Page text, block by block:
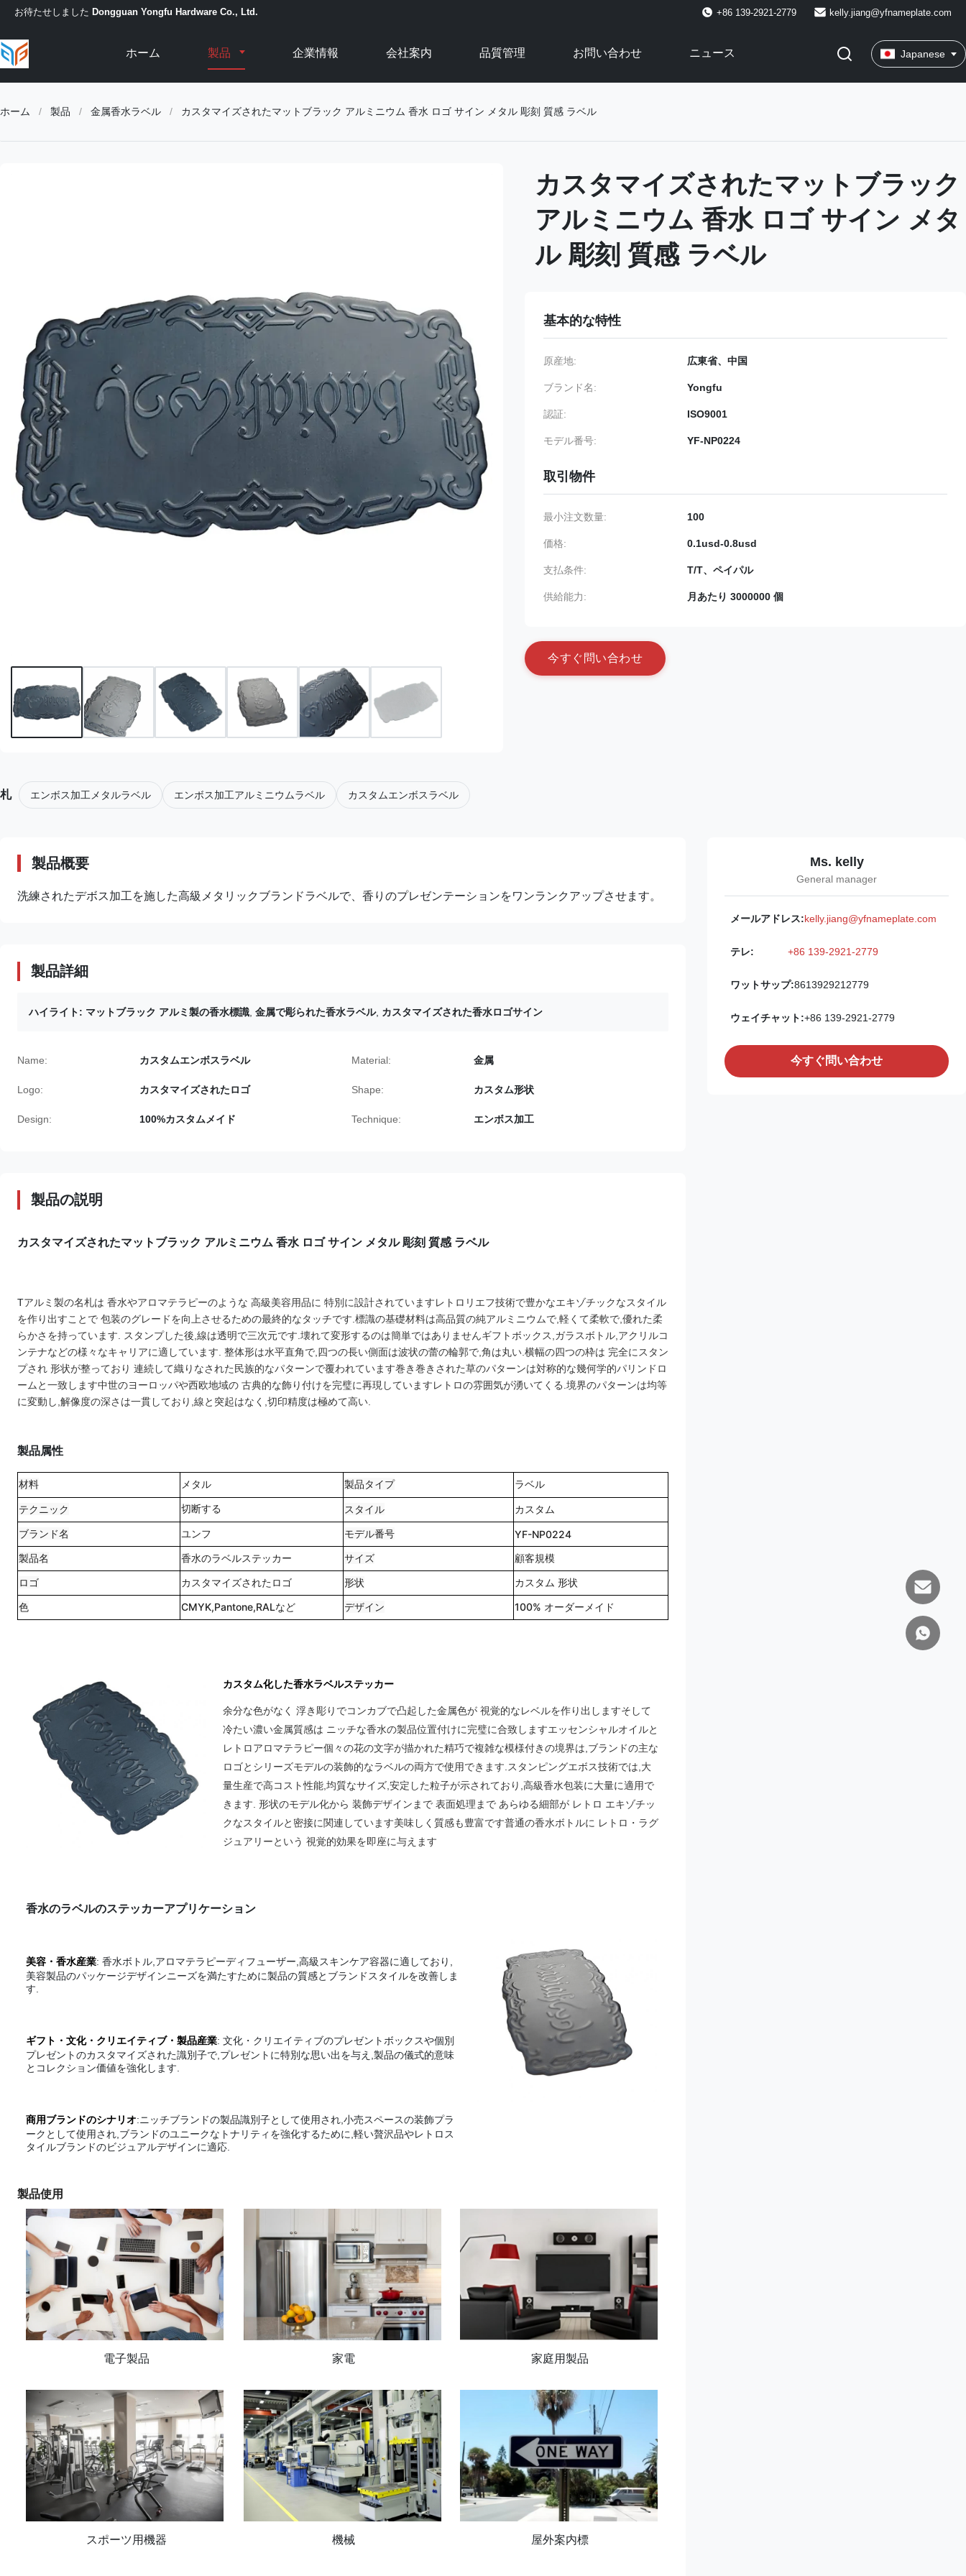
お待たせしました Dongguan Yongfu Hardware Co., Ltd. +86 139-2921-2779 kelly.jiang@yfnameplate.com
ホーム 製品 企業情報 会社案内 品質管理 お問い合わせ ニュース Japanese
ホーム / 製品 / 金属香水ラベル / カスタマイズされたマットブラック アルミニウム 香水 ロゴ サイン メタル 彫刻 質感 ラベル
カスタマイズされたマットブラック
アルミニウム 香水 ロゴ サイン メタ
ル 彫刻 質感 ラベル
基本的な特性
原産地: 広東省、中国
ブランド名: Yongfu
認証: ISO9001
モデル番号: YF-NP0224
取引物件
最小注文数量: 100
価格: 0.1usd-0.8usd
支払条件: T/T、ペイパル
供給能力: 月あたり 3000000 個
今す ぐ 問い合わせ
札 エンボス加工メタルラベル エンボス加工アルミニウムラベル カスタムエンボスラベル
製品概要
洗練されたデボス加工を施した高級メタリックブランドラベルで、香りのプレゼンテーションをワンランクアップさせます。
製品詳細
ハイライト: マットブラック アルミ製の香水標識 金属で彫られた香水ラベル, カスタマイズされた香水ロゴサイン
Name: カスタムエンボスラベル Material: 金属
Logo: カスタマイズされたロゴ Shape: カスタム形状
Design: 100%カスタムメイド Technique: エンボス加工
製品の説明
カスタマイズされたマットブラック アルミニウム 香水 ロゴ サイン メタル 彫刻 質感 ラベル
Tアルミ製の名札は 香水やアロマテラピーのような 高級美容用品に 特別に設計されていますレトロリエフ技術で豊かなエキゾチックなスタイル
を作り出すことで 包装のグレードを向上させるための最終的なタッチです. 標識の基礎材料は高品質の純アルミニウムで,軽くて柔軟で,優れた柔
らかさを持っています. スタンプした後,線は透明で三次元です.壊れて変形するのは簡単ではありませんギフトボックス,ガラスボトル,アクリルコ
ンテナなどの様々なキャリアに適しています. 整体形は水平直角で,四つの長い側面は波状の蕾の輪郭で,角は丸い. 横幅の四つの枠は 完全にスタン
プされ 形状が整っており 連続して織りなされた民族的なパターンで覆われています巻き巻きされた草のパターンは対称的な幾何学的パリンドロ
ームと一致します中世のヨーロッパや西欧地域の 古典的な飾り付けを完璧に再現していますレトロの雰囲気が湧いてくる. 境界のパターンは均等
に変動し,解像度の深さは一貫しており,線と突起はなく,切印精度は極めて高い.
製品属性
材料 メタル 製品タイプ ラベル
テクニック 切断する スタイル
カスタム
ブランド名
ユンフ モデル番号
YF-NP0224
製品名
香水のラベルステッカー サイズ
顧客規模
ロゴ
カスタマイズされたロゴ 形状
カスタム 形状
色
CMYK,Pantone,RALなど デザイン 100% オーダーメイド
カスタム化した香水ラベルステッカー
余分な色がなく 浮き彫りでコンカブで凸起した金属色が 視覚的なレベルを作り出しますそして
冷たい濃い金属質感は ニッチな香水の製品位置付けに完璧に合致しますエッセンシャルオイルと
レトロアロマテラピー個々の花の文字が描かれた精巧で複雑な模様付きの境界は,ブランドの主な
ロゴとシリーズモデルの装飾的なラベルの両方で使用できます.スタンピングエボス技術では,大
量生産で高コスト性能,均質なサイズ,安定した粒子が示されており,高級香水包装に大量に適用で
きます. 形状のモデル化から 装飾デザインまで 表面処理まで あらゆる細部が レトロ エキゾチッ
クなスタイルと密接に関連しています美味しく質感も豊富です普通の香水ボトルに レトロ・ラグ
ジュアリーという 視覚的効果を即座に与えます
香水のラベルのステッカーアプリケーション
美容・香水産業: 香水ボトル,アロマテラピーディフューザー,高級スキンケア容器に適しており,
美容製品のパッケージデザインニーズを満たすために製品の質感とブランドスタイルを改善しま
す.
ギフト・文化・クリエイティブ・製品産業: 文化・クリエイティブのプレゼントボックスや個別
プレゼントのカスタマイズされた識別子で,プレゼントに特別な思い出を与え,製品の儀式的意味
とコレクション価値を強化します.
商用ブランドのシナリオ:ニッチブランドの製品識別子として使用され,小売スペースの装飾プラ
ークとして使用され,ブランドのユニークなトナリティを強化するために,軽い贅沢品やレトロス
タイルブランドのビジュアルデザインに適応.
製品使用
電子製品 家電 家庭用製品
スポーツ用機器 機械 屋外案内標
Ms. kelly
General manager
メールアドレス:kelly.jiang@yfnameplate.com
テレ: +86 139-2921-2779
ワットサップ:8613929212779
ウェイチャット:+86 139-2921-2779
今すぐ問い合わせ